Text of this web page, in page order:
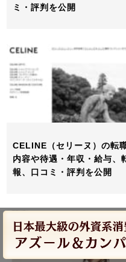
ミ・評判を公開
CELINE（セリーヌ）の転
内容や待遇・年収・給与、
報、口コミ・評判を公開